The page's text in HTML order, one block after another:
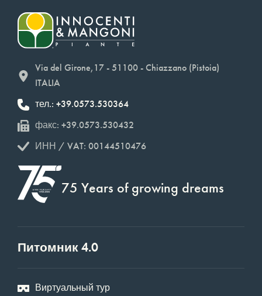
Via del Girone,17 - 51100 - Chiazzano (Pistoia)
ITALIA
тел.: +39.0573.530364
факс: +39.0573.530432
ИНН / VAT: 00144510476
75 Years of growing dreams
Питомник 4.0
Виртуальный тур